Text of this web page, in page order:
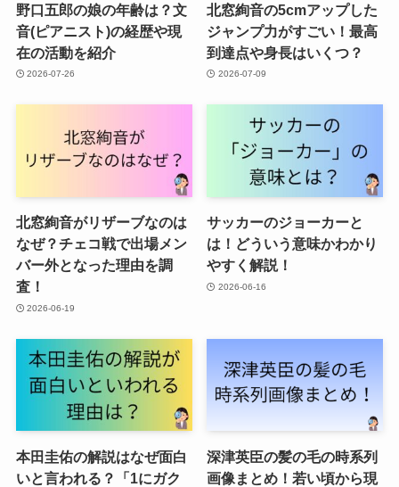
野口五郎の娘の年齢は？文
音(ピアニスト)の経歴や現
在の活動を紹介
2026-07-26
北窓絢音の5cmアップした
ジャンプ力がすごい！最高
到達点や身長はいくつ？
2026-07-09
北窓絢音がリザーブなのは
なぜ？チェコ戦で出場メン
バー外となった理由を調
査！
2026-06-19
サッカーのジョーカーと
は！どういう意味かわかり
やすく解説！
2026-06-16
本田圭佑の解説はなぜ面白
いと言われる？「1にガク
深津英臣の髪の毛の時系列
画像まとめ！若い頃から現